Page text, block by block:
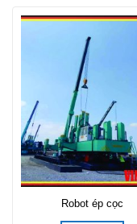
Robot ép cọc